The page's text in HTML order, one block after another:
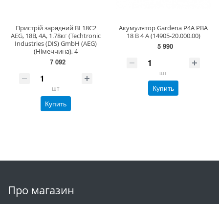
Пристрій зарядний BL18C2
AEG, 18В, 4A, 1.78кг (Techtronic
Industries (DIS) GmbH (AEG)
(Німеччина), 4
7 092
шт
Купить
Акумулятор Gardena P4A PBA
18 В 4 А (14905-20.000.00)
5 990
шт
Купить
Про магазин